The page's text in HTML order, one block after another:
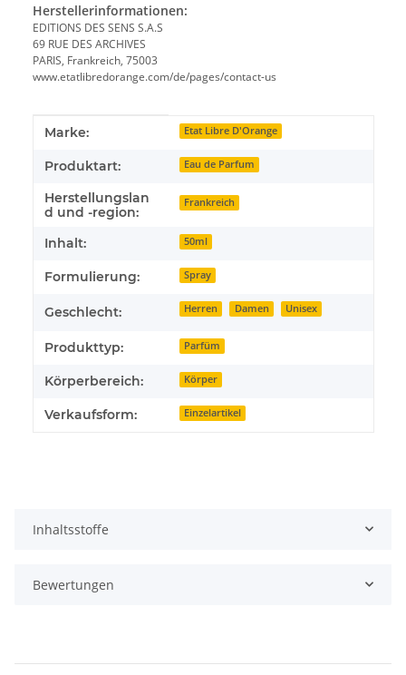
Herstellerinformationen:
EDITIONS DES SENS S.A.S
69 RUE DES ARCHIVES
PARIS, Frankreich, 75003
www.etatlibredorange.com/de/pages/contact-us
Produkteigenschaft
Wert
Marke: Etat Libre D'Orange
Produktart: Eau de Parfum
Herstellungslan
d und -region:
Frankreich
Inhalt: 50ml
Formulierung: Spray
Geschlecht: Herren Damen Unisex
Produkttyp: Parfüm
Körperbereich: Körper
Verkaufsform: Einzelartikel
Inhaltsstoffe
Bewertungen